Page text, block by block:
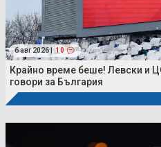
6 авг 2026 | 10
Крайно време беше! Левски и
говори за България